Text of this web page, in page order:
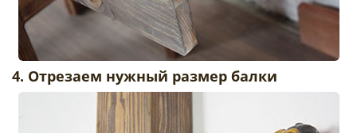
4. Отрезаем нужный размер балки